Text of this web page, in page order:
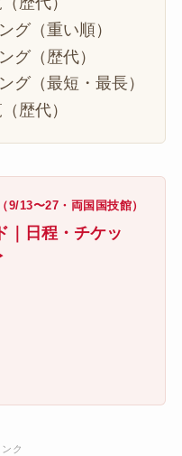
グ（重い順）
グ（歴代）
グ（最短・最長）
歴代）
13〜27・両国国技館）
｜日程・チケッ
ク